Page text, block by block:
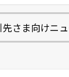
先さま向けニ